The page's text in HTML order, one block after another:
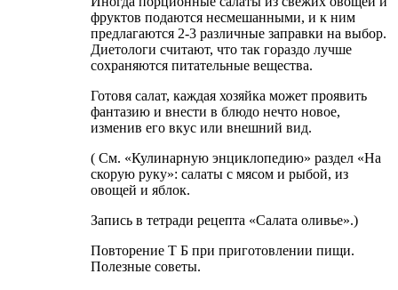
фруктов подаются несмешанными, и к ним
предлагаются 2-3 различные заправки на выбор.
Диетологи считают, что так гораздо лучше
сохраняются питательные вещества.
Готовя салат, каждая хозяйка может проявить
фантазию и внести в блюдо нечто новое,
изменив его вкус или внешний вид.
( См. «Кулинарную энциклопедию» раздел «На
скорую руку»: салаты с мясом и рыбой, из
овощей и яблок.
Запись в тетради рецепта «Салата оливье».)
Повторение Т Б при приготовлении пищи.
Полезные советы.